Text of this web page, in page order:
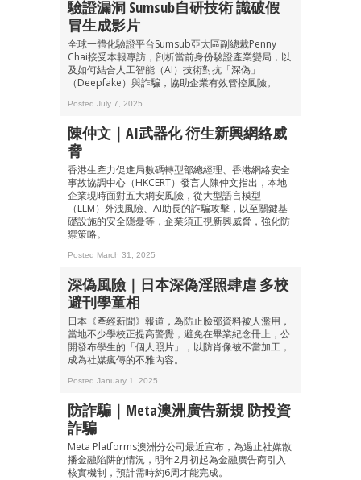
驗證漏洞 Sumsub自研技術 識破假
冒生成影片
全球一體化驗證平台Sumsub亞太區副總裁Penny
Chai接受本報專訪，剖析當前身份驗證產業變局，以
及如何結合人工智能（AI）技術對抗「深偽」
（Deepfake）與詐騙，協助企業有效管控風險。
Posted July 7, 2025
陳仲文｜AI武器化 衍生新興網絡威
脅
香港生產力促進局數碼轉型部總經理、香港網絡安全
事故協調中心（HKCERT）發言人陳仲文指出，本地
企業現時面對五大網安風險，從大型語言模型
（LLM）外洩風險、AI助長的詐騙攻擊，以至關鍵基
礎設施的安全隱憂等，企業須正視新興威脅，強化防
禦策略。
Posted March 31, 2025
深偽風險｜日本深偽淫照肆虐 多校
避刊學童相
日本《產經新聞》報道，為防止臉部資料被人濫用，
當地不少學校正提高警覺，避免在畢業紀念冊上，公
開發布學生的「個人照片」，以防肖像被不當加工，
成為社媒瘋傳的不雅內容。
Posted January 1, 2025
防詐騙｜Meta澳洲廣告新規 防投資
詐騙
Meta Platforms澳洲分公司最近宣布，為遏止社媒散
播金融陷阱的情況，明年2月初起為金融廣告商引入
核實機制，預計需時約6周才能完成。
成為 EJ Tech 會員